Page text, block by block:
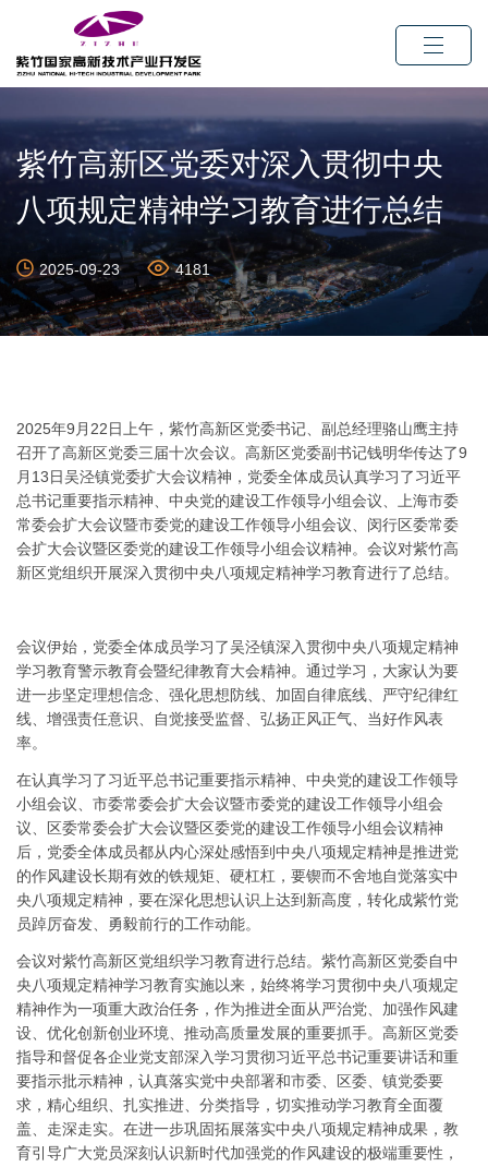
紫竹高新区党委对深入贯彻中央
八项规定精神学习教育进行总结
2025-09-23 4181
2025年9月22日上午，紫竹高新区党委书记、副总经理骆山鹰主持
召开了高新区党委三届十次会议。高新区党委副书记钱明华传达了9
月13日吴泾镇党委扩大会议精神，党委全体成员认真学习了习近平
总书记重要指示精神、中央党的建设工作领导小组会议、上海市委
常委会扩大会议暨市委党的建设工作领导小组会议、闵行区委常委
会扩大会议暨区委党的建设工作领导小组会议精神。会议对紫竹高
新区党组织开展深入贯彻中央八项规定精神学习教育进行了总结。
会议伊始，党委全体成员学习了吴泾镇深入贯彻中央八项规定精神
学习教育警示教育会暨纪律教育大会精神。通过学习，大家认为要
进一步坚定理想信念、强化思想防线、加固自律底线、严守纪律红
线、增强责任意识、自觉接受监督、弘扬正风正气、当好作风表
率。
在认真学习了习近平总书记重要指示精神、中央党的建设工作领导
小组会议、市委常委会扩大会议暨市委党的建设工作领导小组会
议、区委常委会扩大会议暨区委党的建设工作领导小组会议精神
后，党委全体成员都从内心深处感悟到中央八项规定精神是推进党
的作风建设长期有效的铁规矩、硬杠杠，要锲而不舍地自觉落实中
央八项规定精神，要在深化思想认识上达到新高度，转化成紫竹党
员踔厉奋发、勇毅前行的工作动能。
会议对紫竹高新区党组织学习教育进行总结。紫竹高新区党委自中
央八项规定精神学习教育实施以来，始终将学习贯彻中央八项规定
精神作为一项重大政治任务，作为推进全面从严治党、加强作风建
设、优化创新创业环境、推动高质量发展的重要抓手。高新区党委
指导和督促各企业党支部深入学习贯彻习近平总书记重要讲话和重
要指示批示精神，认真落实党中央部署和市委、区委、镇党委要
求，精心组织、扎实推进、分类指导，切实推动学习教育全面覆
盖、走深走实。在进一步巩固拓展落实中央八项规定精神成果，教
育引导广大党员深刻认识新时代加强党的作风建设的极端重要性，